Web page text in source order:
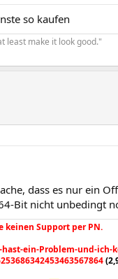
so kaufen
least make it look good."
dass es nur ein
Bit nicht unbedingt
keinen Support per PN.
hast-ein-Problem-und-ich-